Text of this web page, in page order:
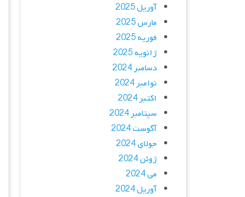
آوریل 2025
مارس 2025
فوریه 2025
ژانویه 2025
دسامبر 2024
نوامبر 2024
اکتبر 2024
سپتامبر 2024
آگوست 2024
جولای 2024
ژوئن 2024
می 2024
آوریل 2024